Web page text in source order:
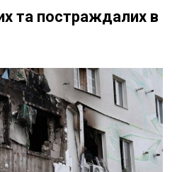
та постраждалих в